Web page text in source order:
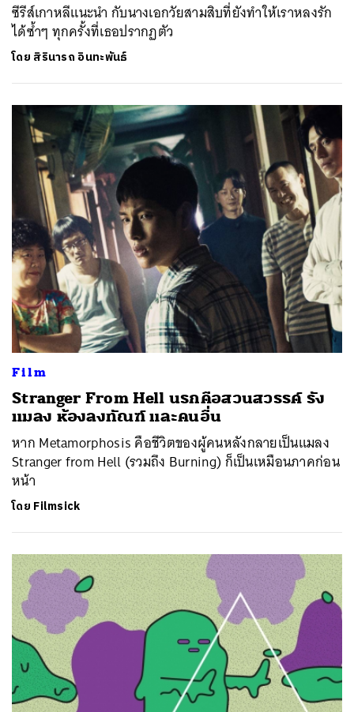
ซีรีส์เกาหลีแนะนำ กับนางเอกวัยสามสิบที่ยังทำให้เราหลงรัก
ได้ซ้ำๆ ทุกครั้งที่เธอปรากฏตัว
โดย สิรินารถ อินทะพันธ์
Film
Stranger From Hell นรกคือสวนสวรรค์ รัง
แมลง ห้องลงทัณฑ์ และคนอื่น
หาก Metamorphosis คือชีวิตของผู้คนหลังกลายเป็นแมลง
Stranger from Hell (รวมถึง Burning) ก็เป็นเหมือนภาคก่อน
หน้า
โดย Filmsick
SHARE TWEET LINE EMAIL